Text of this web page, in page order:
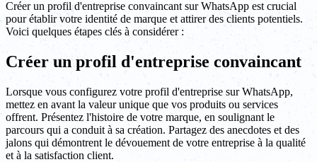
Créer un profil d'entreprise convaincant sur WhatsApp est crucial
pour établir votre identité de marque et attirer des clients potentiels.
Voici quelques étapes clés à considérer :
Créer un profil d'entreprise convaincant
Lorsque vous configurez votre profil d'entreprise sur WhatsApp,
mettez en avant la valeur unique que vos produits ou services
offrent. Présentez l'histoire de votre marque, en soulignant le
parcours qui a conduit à sa création. Partagez des anecdotes et des
jalons qui démontrent le dévouement de votre entreprise à la qualité
et à la satisfaction client.